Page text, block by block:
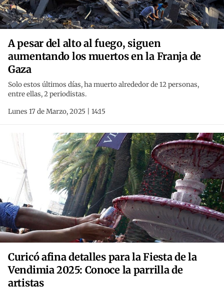
A pesar del alto al fuego, siguen
aumentando los muertos en la Franja de
Gaza
Solo estos últimos días, ha muerto alrededor de 12 personas,
entre ellas, 2 periodistas.
Lunes 17 de Marzo, 2025 | 14:15
Curicó afina detalles para la Fiesta de la
Vendimia 2025: Conoce la parrilla de
artistas